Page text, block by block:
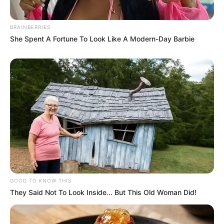
Arrivée du QUINTÉ PRIX ROSE OR NO
8 – 2 – 14 – 13 – 7
Meilleur pronostic Quinté du Jour
Spécial-Dernière
8 – 5 – 14 – 1 – 13 – 7 – 2 – 3
Le Quinté du jour selon votre horoscope
BRAINBERRIES
She Spent A Fortune To Look Like A Modern-Day Barbie
GOOD TO KNOW THIS
They Said Not To Look Inside... But This Old Woman Did!